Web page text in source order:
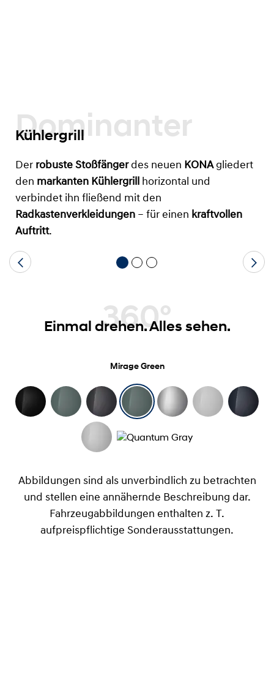
Dominanter
Kühlergrill
Der robuste Stoßfängerdes neuen KONAgliedert
den markanten Kühlergrill horizontal und
verbindet ihn fließend mit den
Radkastenverkleidungen – für einen kraftvollen
Auftritt.
360°
Einmal drehen. Alles sehen.
Mirage Green
Abbildungen sind als unverbindlich zu betrachten
und stellen eine annähernde Beschreibung dar.
Fahrzeugabbildungen enthalten z. T.
aufpreispflichtige Sonderausstattungen.